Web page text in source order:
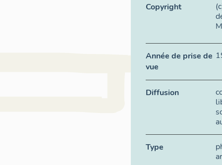
Copyright
Année de prise de
vue
Diffusion
Type